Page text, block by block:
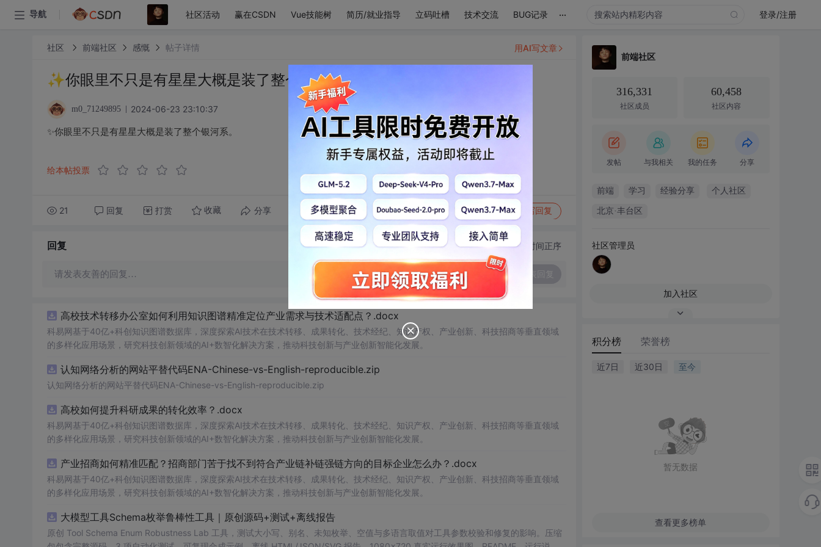
导航 社区活动 赢在CSDN Vue技能树 简历/就业指导 立码吐槽 技术交流 BUG记录 ... 登录/注册
社区 前端社区 感慨 帖子详情
✨你眼里不只是有星星大概是装了整个银河系。
m0_71249895 2024-06-23 23:10:37
✨你眼里不只是有星星大概是装了整个银河系。
给本帖投票
21 回复 打赏 收藏 分享 转发到动态 举报 写回复
用AI写文章
回复 切换为时间正序
请发表友善的回复…
高校技术转移办公室如何利用知识图谱精准定位产业需求与技术适配点？.docx
科易网基于40亿+科创知识图谱数据库，深度探索AI技术在技术转移、成果转化、技术经纪、知识产权、产业创新、科技招商等垂直领域
的多样化应用场景，研究科技创新领域的AI+数智化解决方案，推动科技创新与产业创新智能化发展。
认知网络分析的网站平替代码ENA-Chinese-vs-English-reproducible.zip
认知网络分析的网站平替代码ENA-Chinese-vs-English-reproducible.zip
高校如何提升科研成果的转化效率？.docx
科易网基于40亿+科创知识图谱数据库，深度探索AI技术在技术转移、成果转化、技术经纪、知识产权、产业创新、科技招商等垂直领域
的多样化应用场景，研究科技创新领域的AI+数智化解决方案，推动科技创新与产业创新智能化发展。
产业招商如何精准匹配？招商部门苦于找不到符合产业链补链强链方向的目标企业怎么办？.docx
科易网基于40亿+科创知识图谱数据库，深度探索AI技术在技术转移、成果转化、技术经纪、知识产权、产业创新、科技招商等垂直领域
的多样化应用场景，研究科技创新领域的AI+数智化解决方案，推动科技创新与产业创新智能化发展。
大模型工具Schema枚举鲁棒性工具｜原创源码+测试+离线报告
原创 Tool Schema Enum Robustness Lab 工具，测试大小写、别名、未知枚举、空值与多语言取值对工具参数校验和修复的影响。压缩
前端社区
316,331
社区成员
60,458
社区内容
发帖 与我相关 我的任务 分享
前端 学习 经验分享 个人社区
北京·丰台区
社区管理员
加入社区
积分榜 荣誉榜
近7日 近30日 至今
暂无数据
查看更多榜单